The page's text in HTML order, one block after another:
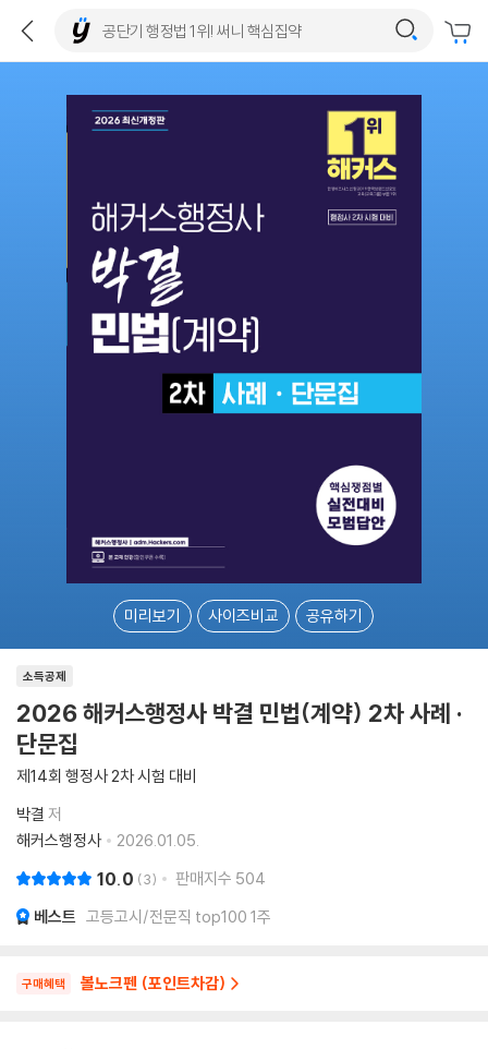
미리보기 사이즈비교 공유하기
소득공제
2026 해커스행정사 박결 민법(계약) 2차 사례 ·
단문집
제14회 행정사 2차 시험 대비
박결 저
해커스행정사
2026.01.05.
10.0 3 판매지수 504
베스트 고등고시/전문직 top100 1주
구매혜택 볼노크펜 (포인트차감)